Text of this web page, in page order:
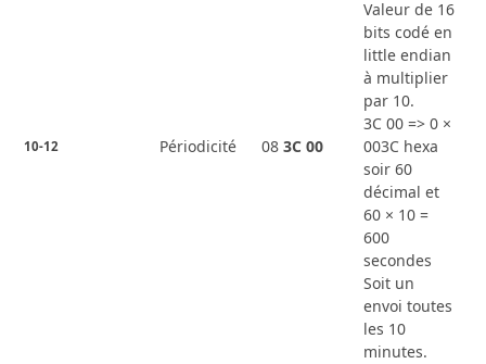
10-12 Périodicité 083C00
Valeur de 16
bits codé en
little endian
à multiplier
par 10.
3C 00 => 0 ×
003C hexa
soir 60
décimal et
60 × 10 =
600
secondes
Soit un
envoi toutes
les 10
minutes.